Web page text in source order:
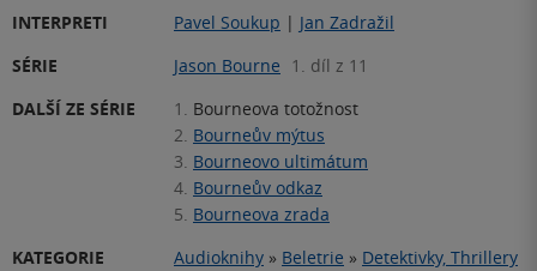
INTERPRETI Pavel Soukup | Jan Zadražil
SÉRIE
Jason Bourne 1. díl z 11
DALŠÍ ZE SÉRIE
1. Bourneova totožnost
2. Bourneův mýtus
3. Bourneovo ultimátum
4. Bourneův odkaz
5. Bourneova zrada
KATEGORIE
Audioknihy » Beletrie » Detektivky, Thrillery